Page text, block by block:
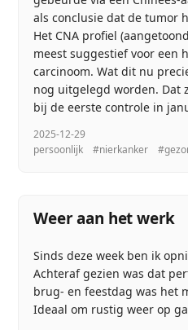
als conclusie dat de tumor
Het CNA profiel
meest suggestief voor een
carcinoom. Wat dit nu
nog uitgelegd worden. Dat
bij de eerste controle in
2025-12-29
persoonlijk
#nierkanker
Weer aan het werk
Sinds deze week ben ik
Achteraf gezien was dat
brug- en feestdag was het
Ideaal om rustig weer op